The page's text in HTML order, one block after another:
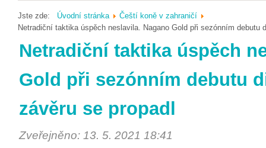
Jste zde: Úvodní stránka
Čeští koně v zahraničí
Netradiční taktika úspěch neslavila. Nagano Gold při sezónním debutu
Netradiční taktika úspěch
Gold při sezónním debutu
závěru se propadl
Zveřejněno: 13. 5. 2021 18:41